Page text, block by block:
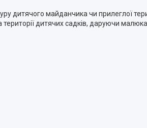
дитячого майданчика чи прилеглої
дитячих садків, даруючи